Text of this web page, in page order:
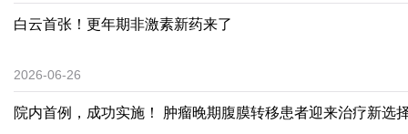
白云首张！更年期非激素新药来了
2026-06-26
院内首例，成功实施！ 肿瘤晚期腹膜转移患者迎来治疗新选